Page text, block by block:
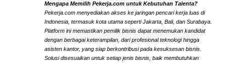
Mengapa Memilih Pekerja.com untuk Kebutuhan Talenta?
Pekerja.com menyediakan akses ke jaringan pencari kerja luas di
Indonesia, termasuk kota utama seperti Jakarta, Bali, dan Surabaya.
Platform ini memastikan pemilik bisnis dapat menemukan kandidat
dengan berbagai keterampilan, dari profesional teknologi hingga
asisten kantor, yang siap berkontribusi pada kesuksesan bisnis.
Solusi disesuaikan untuk setiap jenis bisnis, baik membutuhkan